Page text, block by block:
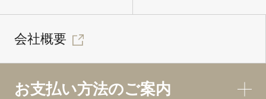
会社概要
お支払い方法のご案内